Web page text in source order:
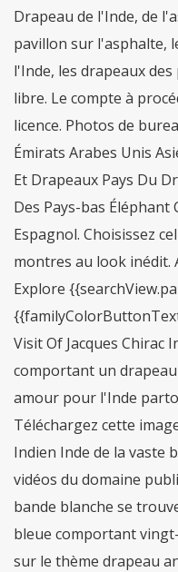
Drapeau de l'Inde, de
pavillon sur l'asphalte,
l'Inde, les drapeaux
libre. Le compte à
licence. Photos de
Émirats Arabes Unis
Et Drapeaux Pays Du
Des Pays-bas
Espagnol. Choisissez
montres au look inédit.
Explore
Visit Of Jacques Chirac
comportant un
amour pour l'Inde
Téléchargez cette
Indien Inde de la vaste
vidéos du domaine
bande blanche se
bleue comportant
sur le thème drapeau